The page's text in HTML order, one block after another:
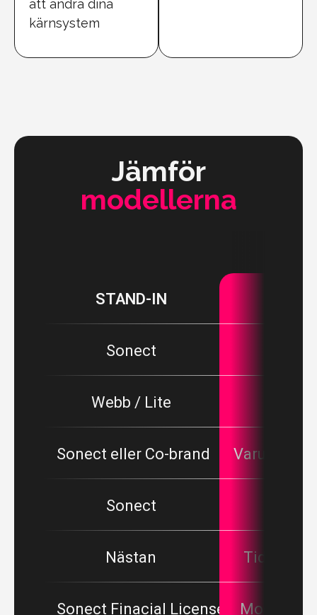
att ändra dina
kärnsystem
Jämför
modellerna
STAND-IN
Sonect
Webb / Lite
Sonect eller Co-brand
Sonect
Nästan Tid till
Sonect Finacial License Modell